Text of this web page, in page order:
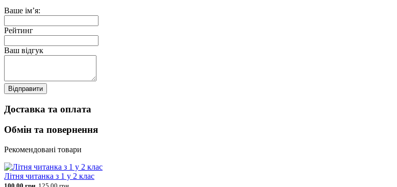
Ваше ім’я:
Рейтинг
Ваш відгук
Відправити
Доставка та оплата
Обмін та повернення
Рекомендовані товари
Літня читанка з 1 у 2 клас